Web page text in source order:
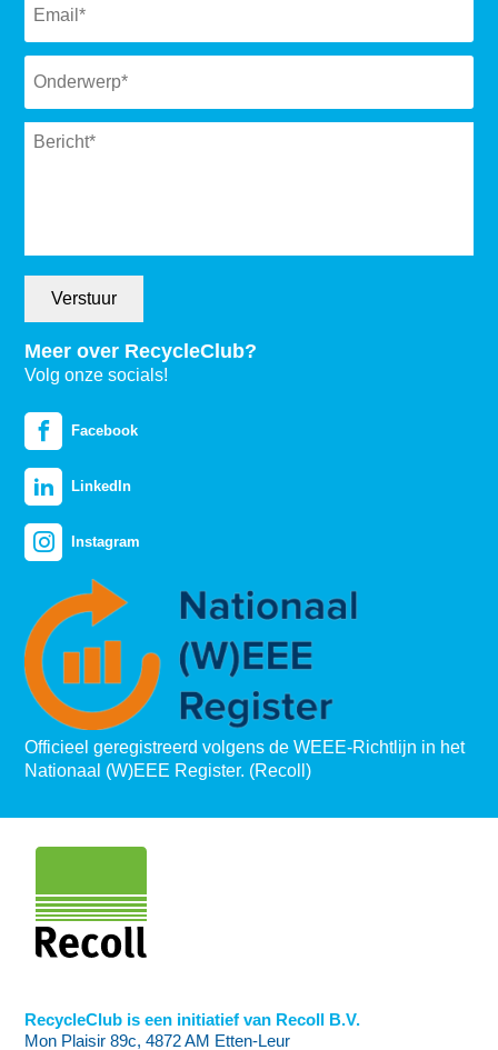
Subject *
Message *
Verstuur
Meer over RecycleClub?
Volg onze socials!
Facebook
LinkedIn
Instagram
Officieel geregistreerd volgens de WEEE-Richtlijn in het
Nationaal (W)EEE Register. (Recoll)
RecycleClub is een initiatief van Recoll B.V.
Mon Plaisir 89c, 4872 AM Etten-Leur